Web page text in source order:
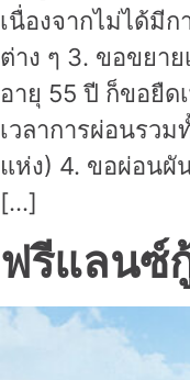
เนื่องจากไม่ได้มี
ต่าง ๆ 3. ขอขยา
อายุ 55 ปี ก็ขอยื
เวลาการผ่อนรว
แห่ง) 4. ขอผ่อนผั
[…]
ฟรีแลนซ์